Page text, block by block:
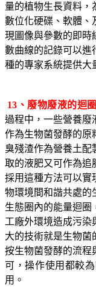
量的植物生長資料，
數位化硬碟、軟體、
現圖像與參數的即時
數曲線的記錄可以進
種的專家系統提供大
13 、廢物廢液的迴
過程中，一些營養廢
作為生物菌發酵的原
臭殘渣作為營養土配
取的液肥又可作為追
採用這種方法可以實
物環境間和諧共處的
生態圈內的能量迴圈
工廠外環境造成污染
大的技術就是生物菌
按生物菌發酵的流程
可，操作使用都較
用。